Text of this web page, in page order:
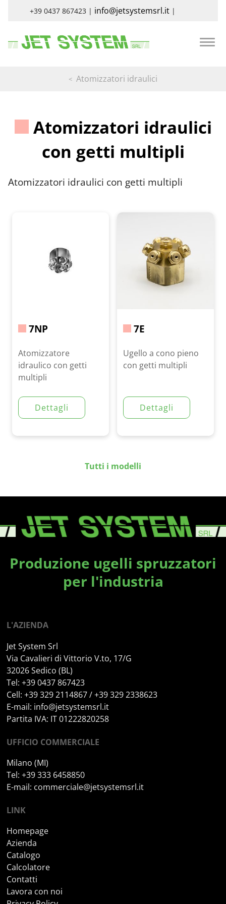
+39 0437 867423 | info@jetsystemsrl.it |
Atomizzatori idraulici
Atomizzatori idraulici
con getti multipli
Atomizzatori idraulici con getti multipli
7NP
Atomizzatore
idraulico con getti
multipli
Dettagli
7E
Ugello a cono pieno
con getti multipli
Dettagli
Tutti i modelli
Produzione ugelli spruzzatori
per l'industria
L'AZIENDA
Jet System Srl
Via Cavalieri di Vittorio V.to, 17/G
32026 Sedico (BL)
Tel: +39 0437 867423
Cell: +39 329 2114867 / +39 329 2338623
E-mail: info@jetsystemsrl.it
Partita IVA: IT 01222820258
UFFICIO COMMERCIALE
Milano (MI)
Tel: +39 333 6458850
E-mail: commerciale@jetsystemsrl.it
LINK
Homepage
Azienda
Catalogo
Calcolatore
Contatti
Lavora con noi